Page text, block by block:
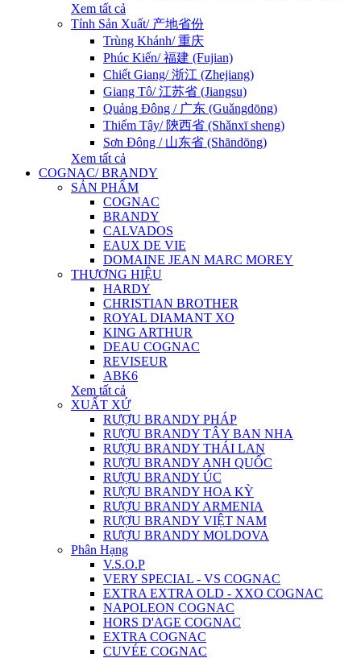
Xem tất cả
Tỉnh Sản Xuất/ 产地省份
Trùng Khánh/ 重庆
Phúc Kiến/ 福建 (Fujian)
Chiết Giang/ 浙江 (Zhejiang)
Giang Tô/ 江苏省 (Jiangsu)
Quảng Đông / 广东 (Guǎngdōng)
Thiểm Tây/ 陝西省 (Shǎnxī sheng)
Sơn Đông / 山东省 (Shāndōng)
Xem tất cả
COGNAC/ BRANDY
SẢN PHẨM
COGNAC
BRANDY
CALVADOS
EAUX DE VIE
DOMAINE JEAN MARC MOREY
THƯƠNG HIỆU
HARDY
CHRISTIAN BROTHER
ROYAL DIAMANT XO
KING ARTHUR
DEAU COGNAC
REVISEUR
ABK6
Xem tất cả
XUẤT XỨ
RƯỢU BRANDY PHÁP
RƯỢU BRANDY TÂY BAN NHA
RƯỢU BRANDY THÁI LAN
RƯỢU BRANDY ANH QUỐC
RƯỢU BRANDY ÚC
RƯỢU BRANDY HOA KỲ
RƯỢU BRANDY ARMENIA
RƯỢU BRANDY VIỆT NAM
RƯỢU BRANDY MOLDOVA
Phân Hạng
V.S.O.P
VERY SPECIAL - VS COGNAC
EXTRA EXTRA OLD - XXO COGNAC
NAPOLEON COGNAC
HORS D'AGE COGNAC
EXTRA COGNAC
CUVÉE COGNAC